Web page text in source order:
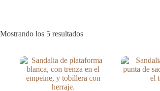
Mostrando los 5 resultadosOrdenado
últimos